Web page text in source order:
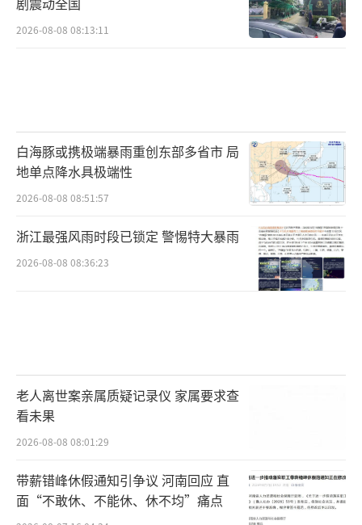
2026-08-08 08:13:11
白海豚或携极端暴雨重创东部多省市 局
地单点降水具极端性
2026-08-08 08:51:57
浙江最强风雨时段已锁定 警惕特大暴雨
2026-08-08 08:36:23
老人离世案亲属质疑记录仪 家属要求查
看未果
2026-08-08 08:01:29
带薪错峰休假通知引争议 河南回应 直
面“不敢休、不能休、休不均”痛点